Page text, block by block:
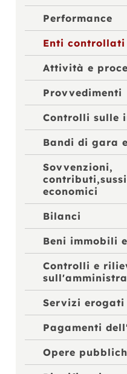
Performance
Enti controllati
Attività e
Provvedimenti
Controlli sulle
Bandi di gara
Sovvenzioni,
economici
Bilanci
Beni immobili
Controlli e
Servizi erogati
Pagamenti
Opere